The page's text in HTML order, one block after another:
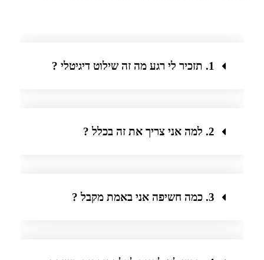
1. תזכיר לי רגע מה זה שילוט דיגיטלי ?
2. למה אני צריך את זה בכלל ?
3. כמה חשיפה אני באמת מקבל ?